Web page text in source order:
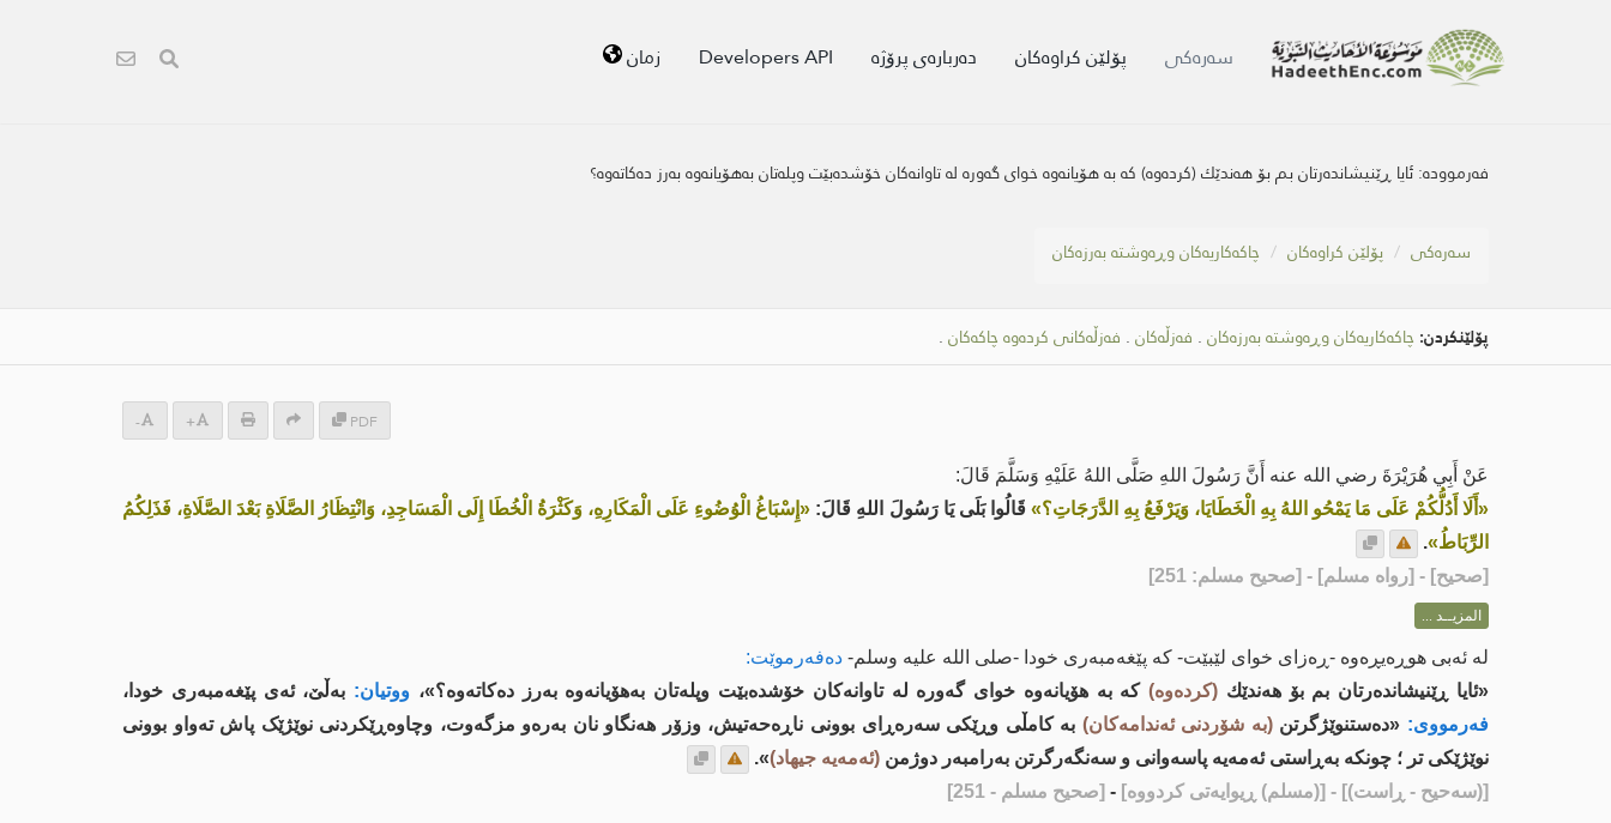
سه‌ره‌كی پۆلێن کراوەکان دەربارەی پرۆژە Developers API زمان
فەرموودە:ئایا ڕێنیشاندەرتان بم بۆ هەندێك (کردەوە) کە بە هۆیانەوە خوای گەورە لە تاوانەکان خۆشدەبێت وپلەتان بەهۆیانەوە بەرز دەکاتەوە؟
سه‌ره‌كی پۆلێن کراوەکان چاكەكاریەكان وڕەوشتە بەرزەکان
پۆلێنکردن: چاكەكاریەكان وڕەوشتە بەرزەکان . فەزڵەكان . فەزڵەکانی کردەوە چاکەکان .
PDF
+
-
عَنْ أَبِي هُرَيْرَةَ رضي الله عنه أَنَّ رَسُولَ اللهِ صَلَّى اللهُ عَلَيْهِ وَسَلَّمَ قَالَ:
«أَلَا أَدُلُّكُمْ عَلَى مَا يَمْحُو اللهُ بِهِ الْخَطَايَا، وَيَرْفَعُ بِهِ الدَّرَجَاتِ؟» قَالُوا بَلَى يَا رَسُولَ اللهِ قَالَ: «إِسْبَاغُ الْوُضُوءِ عَلَى الْمَكَارِهِ، وَكَثْرَةُ الْخُطَا إِلَى الْمَسَاجِدِ، وَانْتِظَارُ الصَّلَاةِ بَعْدَ الصَّلَاةِ، فَذَلِكُمُ
الرِّبَاطُ».
[صحيح] - [رواه مسلم] - [صحيح مسلم: 251]
المزيــد ...
لە ئەبی هوڕەیڕەوە -ڕەزای خوای لێبێت- کە پێغەمبەری خودا -صلى الله علیه وسلم- دەفەرموێت:
«ئایا ڕێنیشاندەرتان بم بۆ هەندێك (کردەوە)کە بە هۆیانەوە خوای گەورە لە تاوانەکان خۆشدەبێت وپلەتان بەهۆیانەوە بەرز دەکاتەوە؟»، ووتیان: بەڵێ، ئەی پێغەمبەری خودا،
فەرمووی: «دەستنوێژگرتن(بە شۆردنی ئەندامەکان) بە کامڵی وڕێکی سەرەڕای بوونی ناڕەحەتیش، وزۆر هەنگاو نان بەرەو مزگەوت، وچاوەڕێکردنی نوێژێک پاش تەواو بوونی
نوێژێکی تر ؛ چونکە بەڕاستی ئەمەیە پاسەوانی و سەنگەرگرتن بەرامبەر دوژمن (ئەمەیە جیهاد)».
[(سەحیح - ڕاست)] - [(مسلم) ڕیوایەتی كردووە] - [صحيح مسلم - 251]